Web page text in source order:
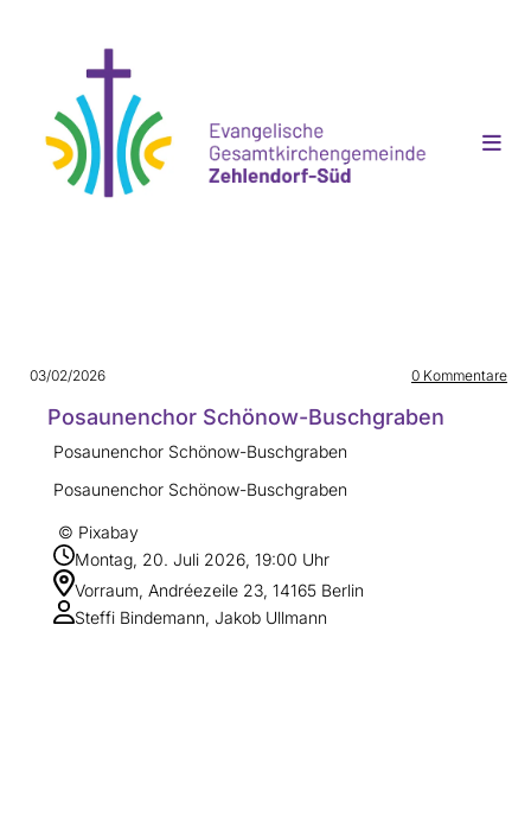
03/02/2026 0 Kommentare
Posaunenchor Schönow-Buschgraben
Posaunenchor Schönow-Buschgraben
Posaunenchor Schönow-Buschgraben
© Pixabay
Montag, 20. Juli 2026, 19:00 Uhr
Vorraum, Andréezeile 23, 14165 Berlin
Steffi Bindemann, Jakob Ullmann